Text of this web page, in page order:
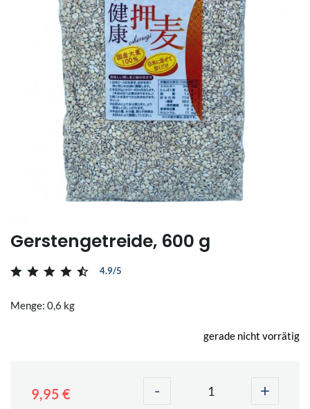
Gerstengetreide, 600 g
4.9/5
Menge: 0,6 kg
gerade nicht vorrätig
9,95 € - +